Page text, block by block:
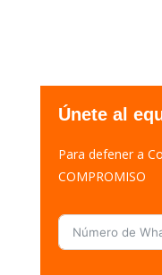
Únete al
Para defener a
COMPROMISO